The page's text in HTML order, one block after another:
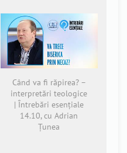
Când va fi răpirea? –
interpretări teologice
| Întrebări esențiale
14.10, cu Adrian
Țunea